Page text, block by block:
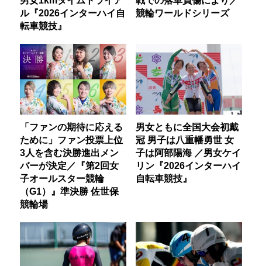
ル『2026インターハイ自
転車競技』
競輪ワールドシリーズ
「ファンの期待に応える
ために」ファン投票上位
3人を含む決勝進出メン
バーが決定／『第2回女
子オールスター競輪
（G1）』準決勝 佐世保
競輪場
男女ともに全国大会初戴
冠 男子は八重幡勇世 女
子は阿部陽海 ／男女ケイ
リン『2026インターハイ
自転車競技』